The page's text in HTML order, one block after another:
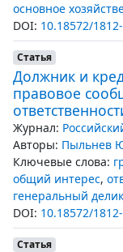
основное
DOI: 10.18572/
Статья
Должник и
правовое
Журнал:
Авторы: Пыльнев
Ключевые слова:
общий интерес,
генеральный
DOI: 10.18572/
Статья